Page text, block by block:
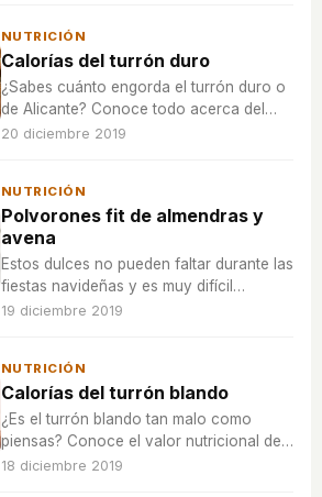
NUTRICIÓN
Calorías del turrón duro
¿Sabes cuánto engorda el turrón duro o
de Alicante? Conoce todo acerca del
dulce más navideño que no puede faltar
20 diciembre 2019
NUTRICIÓN
Polvorones fit de almendras y
avena
Estos dulces no pueden faltar durante las
fiestas navideñas y es muy difícil
resistirse a ellos. Sin embargo, con esta
19 diciembre 2019
NUTRICIÓN
Calorías del turrón blando
¿Es el turrón blando tan malo como
piensas? Conoce el valor nutricional del
dulce más navideño.
18 diciembre 2019